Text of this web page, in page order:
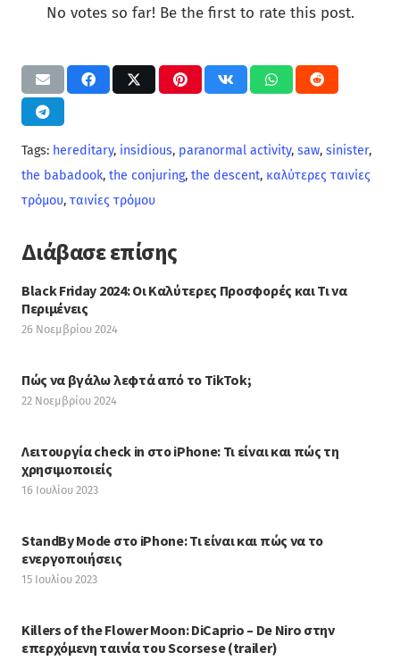
No votes so far! Be the first to rate this post.
Tags: hereditary, insidious, paranormal activity, saw, sinister,
the babadook, the conjuring, the descent, καλύτερες ταινίες
τρόμου, ταινίες τρόμου
Διάβασε επίσης
Black Friday 2024: Οι Καλύτερες Προσφορές και Τι να
Περιμένεις
26 Νοεμβρίου 2024
Πώς να βγάλω λεφτά από το TikTok;
22 Νοεμβρίου 2024
Λειτουργία check in στο iPhone: Τι είναι και πώς τη
χρησιμοποιείς
16 Ιουλίου 2023
StandBy Mode στο iPhone: Τι είναι και πώς να το
ενεργοποιήσεις
15 Ιουλίου 2023
Killers of the Flower Moon: DiCaprio – De Niro στην
επερχόμενη ταινία του Scorsese (trailer)